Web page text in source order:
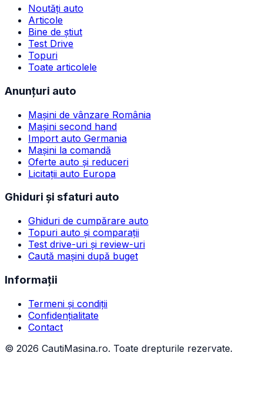
Noutăți auto
Articole
Bine de știut
Test Drive
Topuri
Toate articolele
Anunțuri auto
Mașini de vânzare România
Mașini second hand
Import auto Germania
Mașini la comandă
Oferte auto și reduceri
Licitații auto Europa
Ghiduri și sfaturi auto
Ghiduri de cumpărare auto
Topuri auto și comparații
Test drive-uri și review-uri
Caută mașini după buget
Informații
Termeni și condiții
Confidențialitate
Contact
© 2026 CautiMasina.ro. Toate drepturile rezervate.